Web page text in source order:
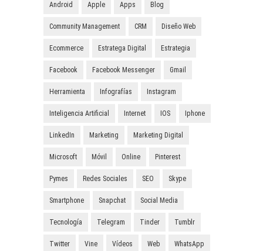
Android Apple Apps Blog
Community Management CRM Diseño Web
Ecommerce Estratega Digital Estrategia
Facebook Facebook Messenger Gmail
Herramienta Infografías Instagram
Inteligencia Artificial Internet IOS Iphone
LinkedIn Marketing Marketing Digital
Microsoft Móvil Online Pinterest
Pymes Redes Sociales SEO Skype
Smartphone Snapchat Social Media
Tecnología Telegram Tinder Tumblr
Twitter Vine Vídeos Web WhatsApp